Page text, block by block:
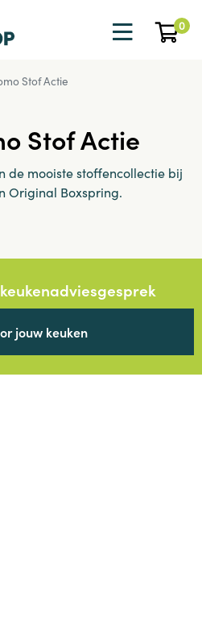
0
Stof Actie
Stof Actie
de mooiste stoffencollectie bij
Original Boxspring.
jouw keuken